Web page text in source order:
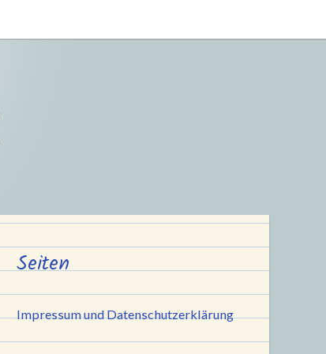
Seiten
Impressum und Datenschutzerklärung